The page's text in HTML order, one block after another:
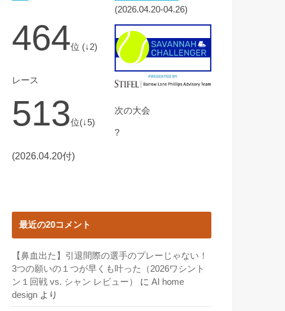
464位 (↓2)
レース
513位(↓5)
(2026.04.20付)
(2026.04.20-04.26)
次の大会
?
最近の20コメント
【鼻血出た】引退間際の選手のプレーじゃない！
3つの願いの１つが早くも叶った（2026ワシント
ン１回戦 vs. シャン レビュー）
に AI home
design より